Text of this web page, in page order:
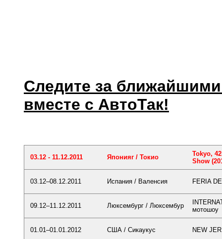
Следите за
вместе с АвтоТак!
03.12 - 11.12.2011 Японияг / Токио
Tokyo,
Show
03.12–08.12.2011 Испания / Валенсия FERIA
09.12–11.12.2011 Люксембург / Люксембур
мотошоу
01.01–01.01.2012 США / Сикаукус NEW